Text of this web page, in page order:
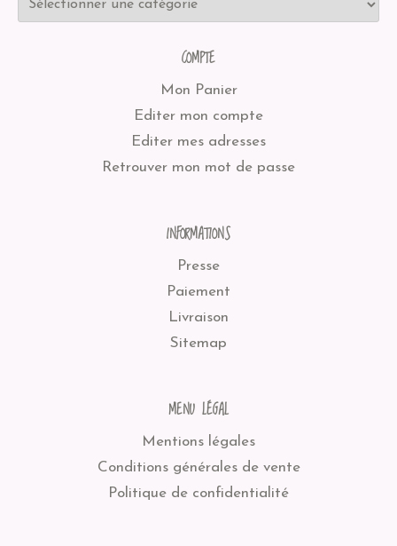
COMPTE
Mon Panier
Editer mon compte
Editer mes adresses
Retrouver mon mot de passe
INFORMATIONS
Presse
Paiement
Livraison
Sitemap
MENU LÉGAL
Mentions légales
Conditions générales de vente
Politique de confidentialité